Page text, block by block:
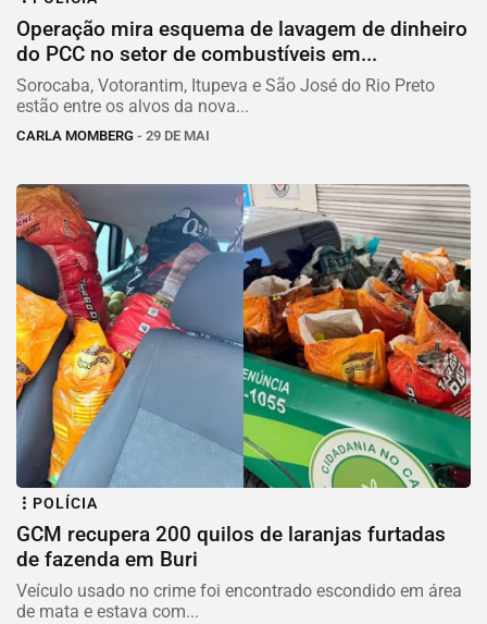
Operação mira esquema de lavagem de dinheiro
do PCC no setor de combustíveis em...
Sorocaba, Votorantim, Itupeva e São José do Rio Preto
estão entre os alvos da nova...
CARLA MOMBERG - 29 DE MAI
POLÍCIA
GCM recupera 200 quilos de laranjas furtadas
de fazenda em Buri
Veículo usado no crime foi encontrado escondido em área
de mata e estava com...